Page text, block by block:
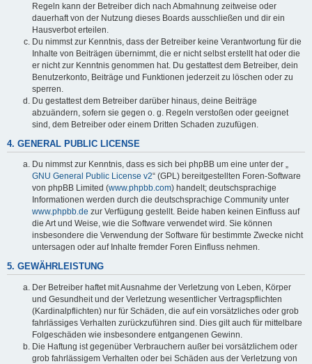
Regeln kann der Betreiber dich nach Abmahnung zeitweise oder
dauerhaft von der Nutzung dieses Boards ausschließen und dir ein
Hausverbot erteilen.
Du nimmst zur Kenntnis, dass der Betreiber keine Verantwortung für die
Inhalte von Beiträgen übernimmt, die er nicht selbst erstellt hat oder die
er nicht zur Kenntnis genommen hat. Du gestattest dem Betreiber, dein
Benutzerkonto, Beiträge und Funktionen jederzeit zu löschen oder zu
sperren.
Du gestattest dem Betreiber darüber hinaus, deine Beiträge
abzuändern, sofern sie gegen o. g. Regeln verstoßen oder geeignet
sind, dem Betreiber oder einem Dritten Schaden zuzufügen.
4. GENERAL PUBLIC LICENSE
Du nimmst zur Kenntnis, dass es sich bei phpBB um eine unter der „
GNU General Public License v2“ (GPL) bereitgestellten Foren-Software
von phpBB Limited (www.phpbb.com) handelt; deutschsprachige
Informationen werden durch die deutschsprachige Community unter
www.phpbb.de zur Verfügung gestellt. Beide haben keinen Einfluss auf
die Art und Weise, wie die Software verwendet wird. Sie können
insbesondere die Verwendung der Software für bestimmte Zwecke nicht
untersagen oder auf Inhalte fremder Foren Einfluss nehmen.
5. GEWÄHRLEISTUNG
Der Betreiber haftet mit Ausnahme der Verletzung von Leben, Körper
und Gesundheit und der Verletzung wesentlicher Vertragspflichten
(Kardinalpflichten) nur für Schäden, die auf ein vorsätzliches oder grob
fahrlässiges Verhalten zurückzuführen sind. Dies gilt auch für mittelbare
Folgeschäden wie insbesondere entgangenen Gewinn.
Die Haftung ist gegenüber Verbrauchern außer bei vorsätzlichem oder
grob fahrlässigem Verhalten oder bei Schäden aus der Verletzung von